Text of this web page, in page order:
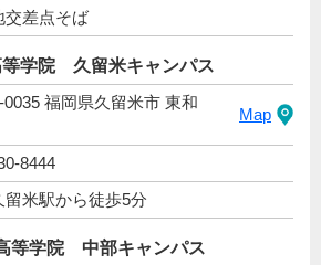
交差点そば
等学院 久留米キャンパス
0035 福岡県久留米市 東和
Map
8444
留米駅から徒歩5分
等学院 中部キャンパス